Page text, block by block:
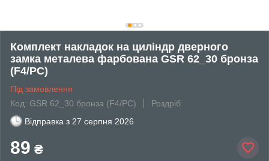
Комплект накладок на циліндр дверного
замка металева фарбована GSR 62_30 бронза
(F4/PC)
Під замовлення
Код: GSR 62_30 бронза (F4/PC)
Роздріб
Відправка з 27 серпня 2026
89 ₴